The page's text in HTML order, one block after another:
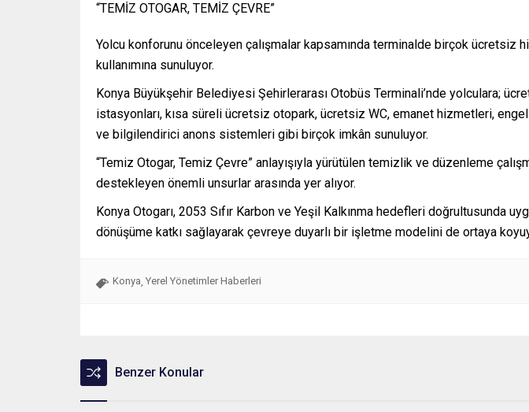
“TEMİZ OTOGAR, TEMİZ ÇEVRE”
Yolcu konforunu önceleyen çalışmalar kapsamında terminalde birçok ücretsiz
kullanımına sunuluyor.
Konya Büyükşehir Belediyesi Şehirlerarası Otobüs Terminali’nde yolculara;
istasyonları, kısa süreli ücretsiz otopark, ücretsiz WC, emanet hizmetleri,
ve bilgilendirici anons sistemleri gibi birçok imkân sunuluyor.
“Temiz Otogar, Temiz Çevre” anlayışıyla yürütülen temizlik ve düzenleme
destekleyen önemli unsurlar arasında yer alıyor.
Konya Otogarı, 2053 Sıfır Karbon ve Yeşil Kalkınma hedefleri doğrultusunda
dönüşüme katkı sağlayarak çevreye duyarlı bir işletme modelini de ortaya
Konya, Yerel Yönetimler Haberleri
Benzer Konular